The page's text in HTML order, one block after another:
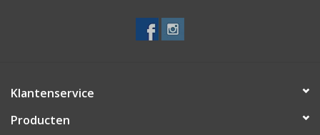
Klantenservice
Producten